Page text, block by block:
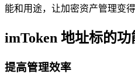
能和用途，让加密资产管理变得
imToken 地址标的功
提高管理效率